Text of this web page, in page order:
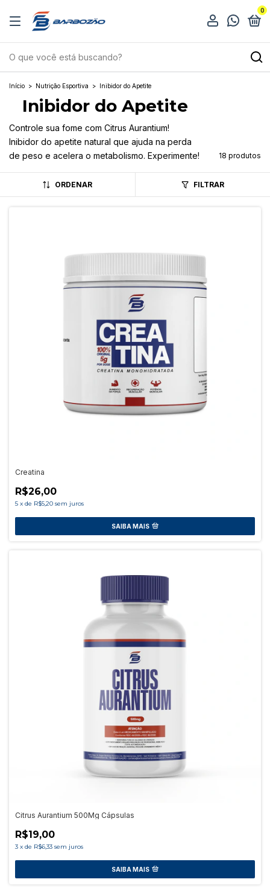
0
Início > Nutrição Esportiva > Inibidor do Apetite
Inibidor do Apetite
Controle sua fome com Citrus Aurantium!
Inibidor do apetite natural que ajuda na perda
de peso e acelera o metabolismo. Experimente!
18 produtos
ORDENAR FILTRAR
Creatina
R$26,00
5 x de R$5,20 sem juros
SAIBA MAIS
Citrus Aurantium 500Mg Cápsulas
R$19,00
3 x de R$6,33 sem juros
SAIBA MAIS